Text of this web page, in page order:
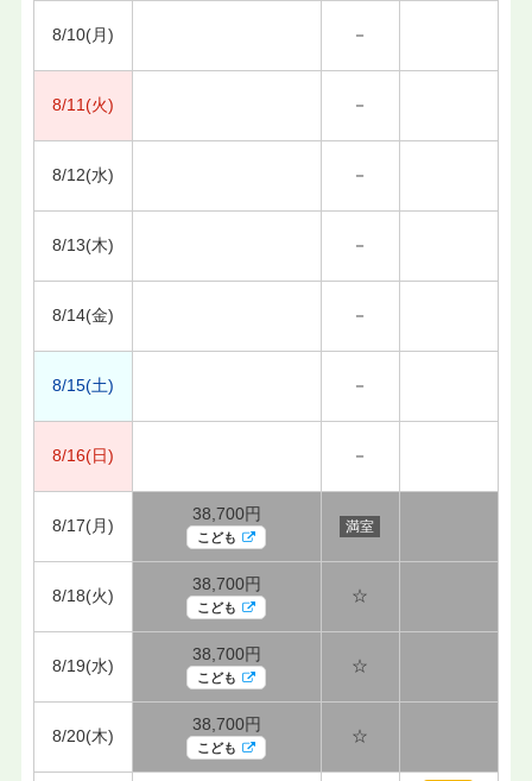
8/10(月) －
8/11(火) －
8/12(水) －
8/13(木) －
8/14(金) －
8/15(土) －
8/16(日) －
8/17(月)
38,700円
こども
満室
8/18(火)
38,700円
こども
☆
8/19(水)
38,700円
こども
☆
8/20(木)
38,700円
こども
☆